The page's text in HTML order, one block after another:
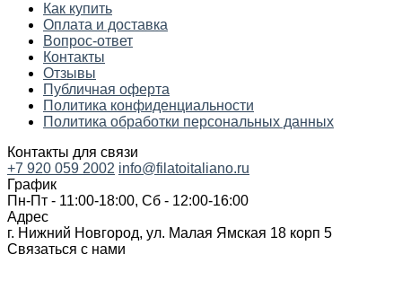
Как купить
Оплата и доставка
Вопрос-ответ
Контакты
Отзывы
Публичная оферта
Политика конфиденциальности
Политика обработки персональных данных
Контакты для связи
+7 920 059 2002 info@filatoitaliano.ru
График
Пн-Пт - 11:00-18:00, Сб - 12:00-16:00
Адрес
г. Нижний Новгород, ул. Малая Ямская 18 корп 5
Связаться с нами